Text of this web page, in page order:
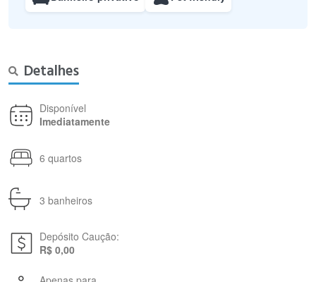
Detalhes
Disponível
Imediatamente
6 quartos
3 banheiros
Depósito Caução:
R$ 0,00